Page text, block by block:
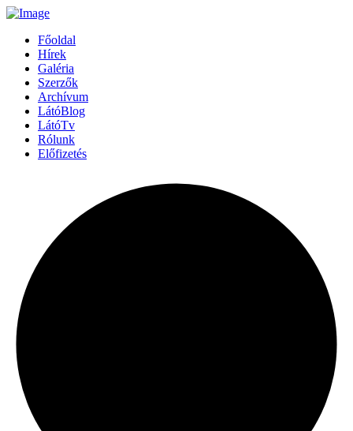
Főoldal
Hírek
Galéria
Szerzők
Archívum
LátóBlog
LátóTv
Rólunk
Előfizetés